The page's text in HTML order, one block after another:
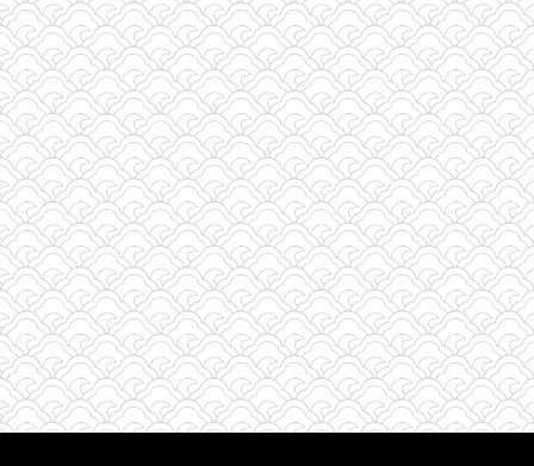
チケット
ラインナップ
タイムテーブル
マップ
グッズ
注意事項
FAQ